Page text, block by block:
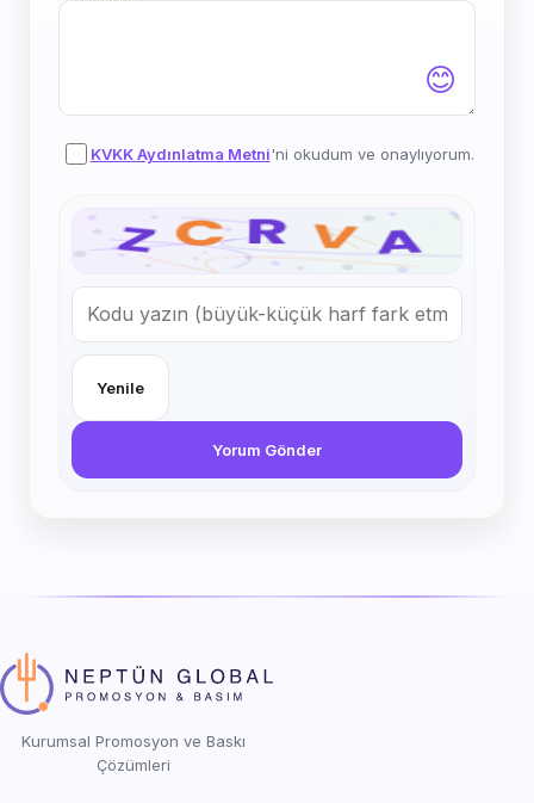
😊
KVKK Aydınlatma Metni'ni okudum ve onaylıyorum.
Yenile
Yorum Gönder
Kurumsal Promosyon ve Baskı
Çözümleri